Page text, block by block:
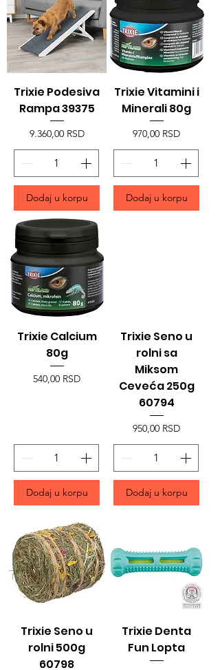
Trixie Podesiva
Rampa 39375
Price
9.360,00 RSD
Dodaj u korpu
Trixie Vitamini i
Minerali 80g
Price
970,00 RSD
Dodaj u korpu
Trixie Calcium
80g
Price
540,00 RSD
Dodaj u korpu
Trixie Seno u
rolni sa
Miksom
Ceveća 250g
60794
Price
950,00 RSD
Dodaj u korpu
Trixie Seno u
rolni 500g
60798
Trixie Denta
Fun Lopta